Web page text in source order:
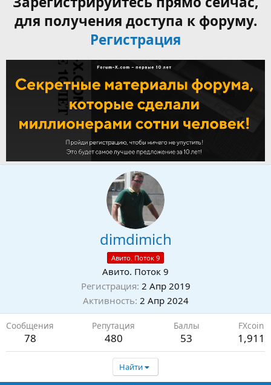
для получения доступа к форуму.
Регистрация
dimdimich
Авито. Поток 9
Авито. Поток 9
Регистрация 2 Апр 2019
Активность 2 Апр 2024
Сообщения
78
Репутация
480
Баллы
53
FXсoin
1,911
Найти